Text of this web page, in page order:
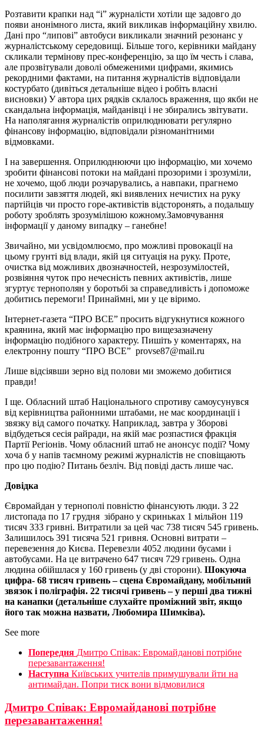
Розтавити крапки над “і” журналісти хотіли ще задовго до
появи анонімного листа, який викликав інформаційну хвилю.
Дані про “липові” автобуси викликали значний резонанс у
журналістському середовищі. Більше того, керівники майдану
скликали термінову прес-конференцію, за що їм честь і слава,
але прозвітували доволі обмеженими цифрами, якимись
рекордними фактами, на питання журналістів відповідали
костурбато (дивіться детальніше відео і робіть власні
висновки) У автора цих рядків склалось враження, що якби не
скандальна інформація, майданівці і не збирались звітувати.
На наполягання журналістів оприлюднювати регулярно
фінансову інформацію, відповідали різноманітними
відмовками.
І на завершення. Оприлюднюючи цю інформацію, ми хочемо
зробити фінансові потоки на майдані прозорими і зрозуміли,
не хочемо, щоб люди розчарувались, а навпаки, прагнемо
посилити завзяття людей, які виявлених нечистих на руку
партійців чи просто горе-активістів відсторонять, а подальшу
роботу зроблять зрозумілішою кожному.Замовчування
інформації у даному випадку – ганебне!
Звичайно, ми усвідомлюємо, про можливі провокації на
цьому грунті від влади, якій ця ситуація на руку. Проте,
очистка від можливих двозначностей, незрозумілостей,
розвіяння чуток про нечесність певних активістів, лише
згуртує тернополян у боротьбі за справедливість і допоможе
добитись перемоги! Принаймні, ми у це віримо.
Інтернет-газета “ПРО ВСЕ” просить відгукнутися кожного
краянина, який має інформацію про вищезазначену
інформацію подібного характеру. Пишіть у коментарях, на
електронну пошту “ПРО ВСЕ” provse87@mail.ru
Лише відсіявши зерно від полови ми зможемо добитися
правди!
І ще. Обласний штаб Національного спротиву самоусунувся
від керівництва районними штабами, не має координації і
звязку від самого початку. Наприклад, завтра у Зборові
відбудеться сесія райради, на якій має розпастися фракція
Партії Регіонів. Чому обласний штаб не анонсує події? Чому
хоча б у напів таємному режимі журналістів не сповіщають
про цю подію? Питань безліч. Від повіді дасть лише час.
Довідка
Євромайдан у тернополі повністю фінансують люди. З 22
листопада по 17 грудня зібрано у скриньках 1 мільйон 119
тисяч 333 гривні. Витратили за цей час 738 тисяч 545 гривень.
Залишилось 391 тисяча 521 гривня. Основні витрати –
перевезення до Києва. Перевезли 4052 людини бусами і
автобусами. На це витрачено 647 тисяч 729 гривень. Одна
людина обійшлася у 160 гривень (у дві сторони). Шокуюча
цифра- 68 тисяч гривень – сцена Євромайдану, мобільний
звязок і поліграфія. 22 тисячі гривень – у перші два тижні
на канапки (детальніше слухайте проміжний звіт, якщо
його так можна назвати, Любомира Шимківа).
See more
Попередня Дмитро Співак: Евромайданові потрібне
перезавантаження!
Наступна Київських учителів примушували йти на
антимайдан. Попри тиск вони відмовилися
Дмитро Співак: Евромайданові потрібне
перезавантаження!